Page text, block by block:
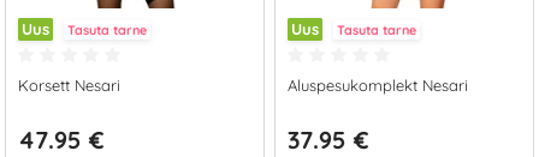
Uus Tasuta tarne
Korsett Nesari
47.95 €
Uus Tasuta tarne
Aluspesukomplekt Nesari
37.95 €